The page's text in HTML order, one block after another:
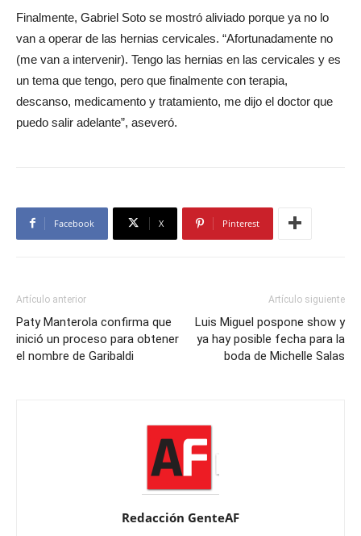
Finalmente, Gabriel Soto se mostró aliviado porque ya no lo
van a operar de las hernias cervicales. “Afortunadamente no
(me van a intervenir). Tengo las hernias en las cervicales y es
un tema que tengo, pero que finalmente con terapia,
descanso, medicamento y tratamiento, me dijo el doctor que
puedo salir adelante”, aseveró.
Facebook X Pinterest
Artículo anterior
Paty Manterola confirma que
inició un proceso para obtener
el nombre de Garibaldi
Artículo siguiente
Luis Miguel pospone show y
ya hay posible fecha para la
boda de Michelle Salas
Redacción GenteAF